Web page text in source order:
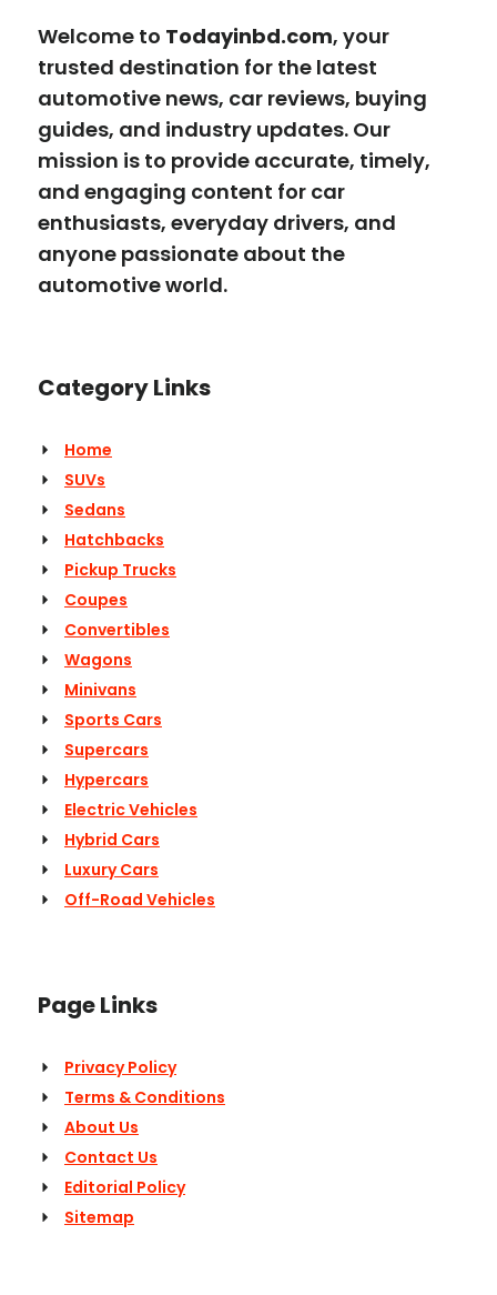
Welcome to Todayinbd.com, your
trusted destination for the latest
automotive news, car reviews, buying
guides, and industry updates. Our
mission is to provide accurate, timely,
and engaging content for car
enthusiasts, everyday drivers, and
anyone passionate about the
automotive world.
Category Links
Home
SUVs
Sedans
Hatchbacks
Pickup Trucks
Coupes
Convertibles
Wagons
Minivans
Sports Cars
Supercars
Hypercars
Electric Vehicles
Hybrid Cars
Luxury Cars
Off-Road Vehicles
Page Links
Privacy Policy
Terms & Conditions
About Us
Contact Us
Editorial Policy
Sitemap